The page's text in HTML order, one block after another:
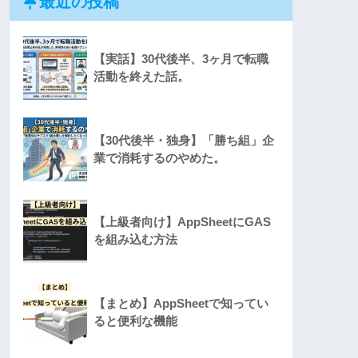
【実話】30代後半、3ヶ月で転職
活動を終えた話。
【30代後半・独身】「勝ち組」企
業で消耗するのやめた。
【上級者向け】AppSheetにGAS
を組み込む方法
【まとめ】AppSheetで知ってい
ると便利な機能